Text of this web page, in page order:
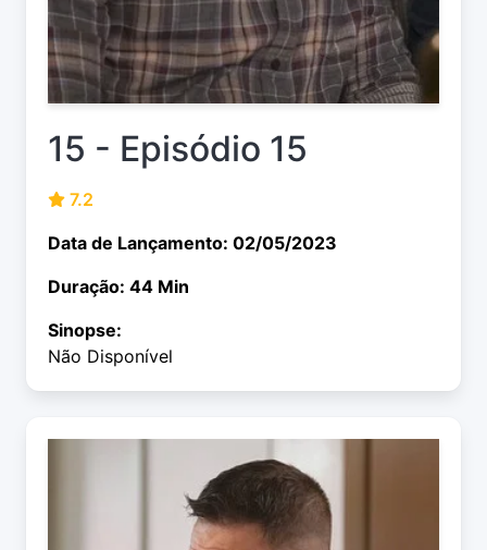
15 - Episódio 15
7.2
Data de Lançamento: 02/05/2023
Duração: 44 Min
Sinopse:
Não Disponível